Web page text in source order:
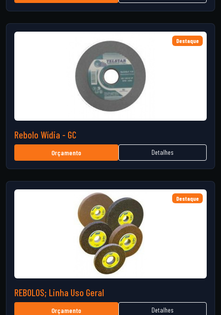
Destaque
Rebolo Wídia - GC
Orçamento Detalhes
Destaque
REBOLOS; Linha Uso Geral
Orçamento Detalhes